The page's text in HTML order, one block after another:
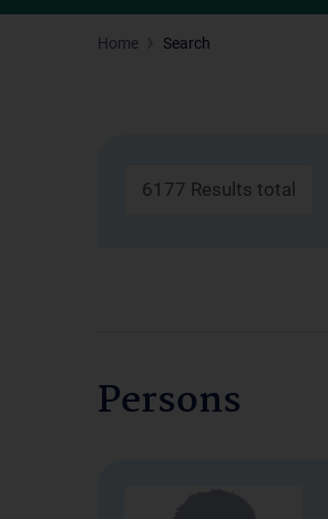
Home Search
6177 Results total
Persons